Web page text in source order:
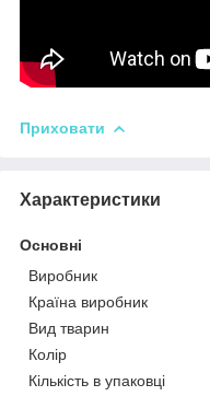
Приховати
Характеристики
Основні
Виробник
Країна виробник
Вид тварин
Колір
Кількість в упаковці